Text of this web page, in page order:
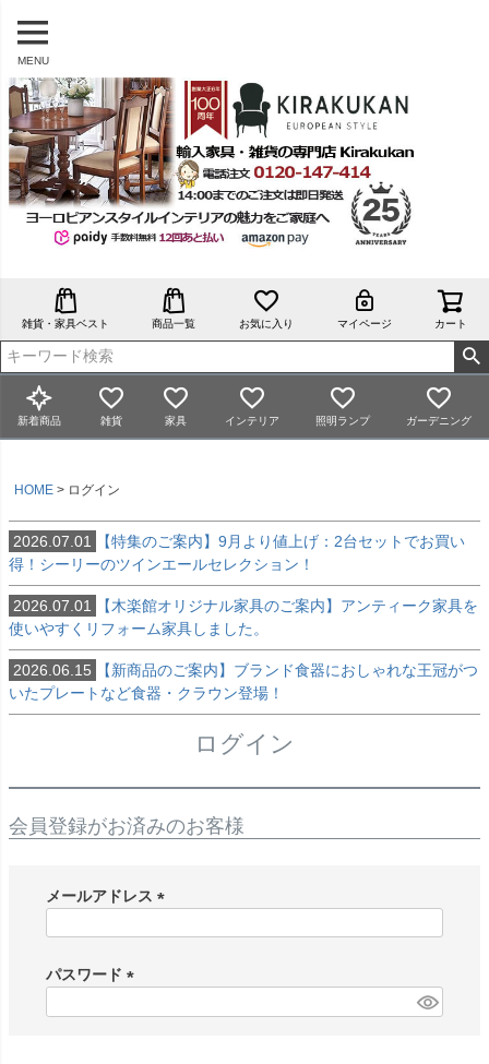
MENU
雑貨・家具ベスト 商品一覧 お気に入り マイページ カート
新着商品 雑貨 家具 インテリア 照明ランプ ガーデニング
HOME ログイン
2026.07.01
【特集のご案内】9月より値上げ：2台セットでお買い
得！シーリーのツインエールセレクション！
2026.07.01
【木楽館オリジナル家具のご案内】アンティーク家具を
使いやすくリフォーム家具しました。
2026.06.15
【新商品のご案内】ブランド食器におしゃれな王冠がつ
いたプレートなど食器・クラウン登場！
ログイン
会員登録がお済みのお客様
メールアドレス
)
パスワード